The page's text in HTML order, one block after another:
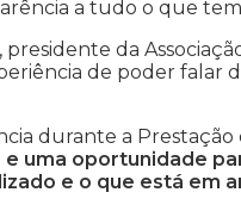
a tudo o que tem
presidente da
de poder falar
durante a Prestação
uma oportunidade
e o que está em